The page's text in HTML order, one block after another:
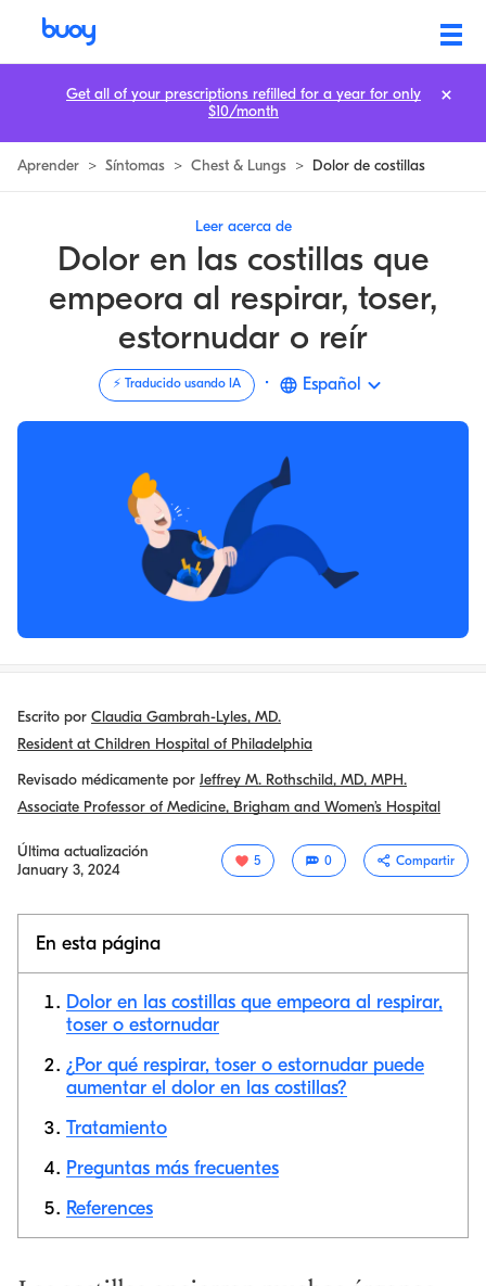
Aprender > Síntomas > Chest & Lungs > Dolor de costillas
Leer acerca de
Dolor en las costillas que
empeora al respirar, toser,
estornudar o reír
⚡️ Traducido usando IA · Español
Escrito por Claudia Gambrah-Lyles, MD.
Resident at Children Hospital of Philadelphia
Revisado médicamente por Jeffrey M. Rothschild, MD, MPH.
Associate Professor of Medicine, Brigham and Women’s Hospital
Última actualización
January 3, 2024
5 0 Compartir
En esta página
Dolor en las costillas que empeora al respirar,
toser o estornudar
¿Por qué respirar, toser o estornudar puede
aumentar el dolor en las costillas?
Tratamiento
Preguntas más frecuentes
References
Get all of your prescriptions refilled for a year for only
$10/month